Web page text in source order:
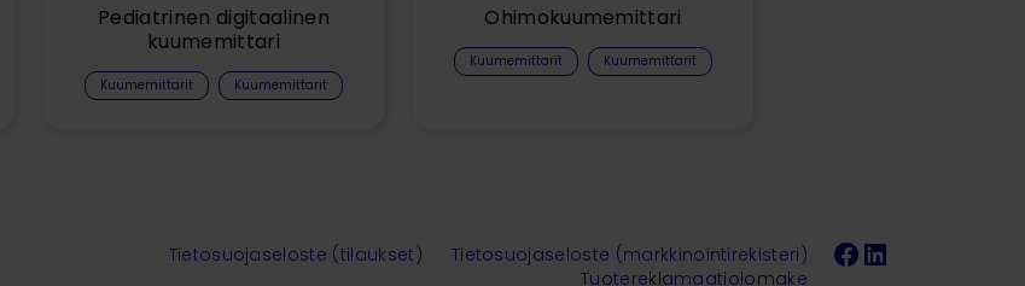
Pediatrinen digitaalinen
kuumemittari
Kuumemittarit​ Kuumemittarit
Ohimokuumemittari
Kuumemittarit​ Kuumemittarit
Facebook
LinkedIn
Tietosuojaseloste (tilaukset)
Tietosuojaseloste (markkinointirekisteri)
Tuotereklamaatiolomake